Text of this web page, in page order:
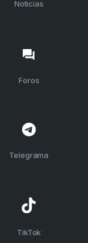
Noticias
Foros
Telegrama
TikTok